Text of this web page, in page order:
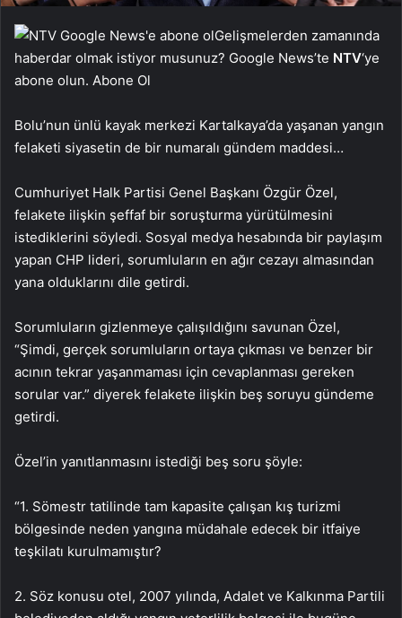
Gelişmelerden zamanında
haberdar olmak istiyor musunuz? Google News’te NTV‘ye
abone olun. Abone Ol
Bolu’nun ünlü kayak merkezi Kartalkaya’da yaşanan yangın
felaketi siyasetin de bir numaralı gündem maddesi…
Cumhuriyet Halk Partisi Genel Başkanı Özgür Özel,
felakete ilişkin şeffaf bir soruşturma yürütülmesini
istediklerini söyledi. Sosyal medya hesabında bir paylaşım
yapan CHP lideri, sorumluların en ağır cezayı almasından
yana olduklarını dile getirdi.
Sorumluların gizlenmeye çalışıldığını savunan Özel,
“Şimdi, gerçek sorumluların ortaya çıkması ve benzer bir
acının tekrar yaşanmaması için cevaplanması gereken
sorular var.” diyerek felakete ilişkin beş soruyu gündeme
getirdi.
Özel’in yanıtlanmasını istediği beş soru şöyle:
“1.⁠ ⁠Sömestr tatilinde tam kapasite çalışan kış turizmi
bölgesinde neden yangına müdahale edecek bir itfaiye
teşkilatı kurulmamıştır?
2.⁠ ⁠Söz konusu otel, 2007 yılında, Adalet ve Kalkınma Partili